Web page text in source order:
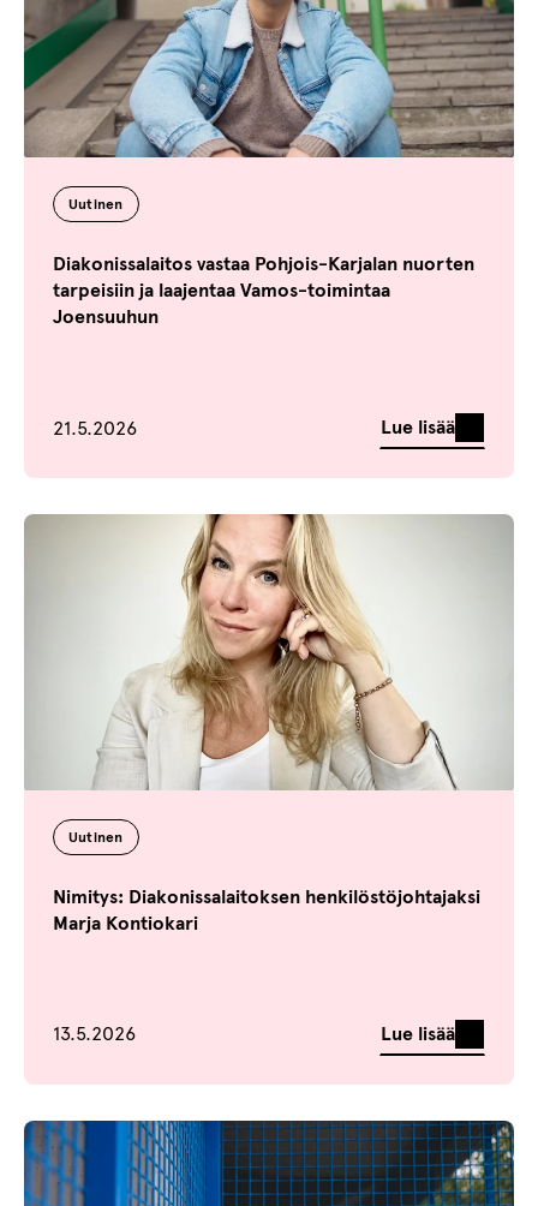
Uutinen
Diakonissalaitos vastaa Pohjois-Karjalan nuorten
tarpeisiin ja laajentaa Vamos-toimintaa
Joensuuhun
Julkaistu
21.5.2026 Lue lisää
Uutinen
Nimitys: Diakonissalaitoksen henkilöstöjohtajaksi
Marja Kontiokari
Julkaistu
13.5.2026 Lue lisää